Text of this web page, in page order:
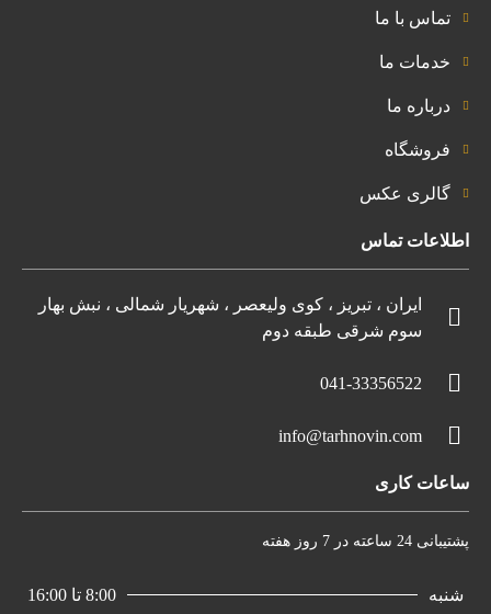
تماس با ما
خدمات ما
درباره ما
فروشگاه
گالری عکس
اطلاعات تماس
ایران ، تبریز ، کوی ولیعصر ، شهریار شمالی ، نبش بهار
سوم شرقی طبقه دوم
041-33356522
info@tarhnovin.com
ساعات کاری
پشتیبانی 24 ساعته در 7 روز هفته
شنبه 8:00 تا 16:00